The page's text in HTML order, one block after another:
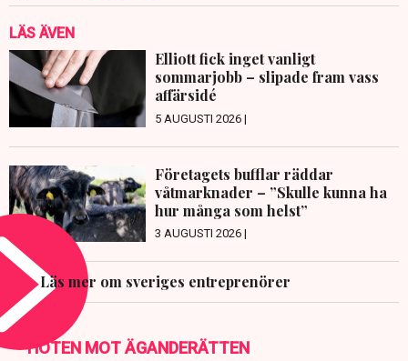
LÄS ÄVEN
Elliott fick inget vanligt
sommarjobb – slipade fram vass
affärsidé
5 AUGUSTI 2026 |
Företagets bufflar räddar
våtmarknader – ”Skulle kunna ha
hur många som helst”
3 AUGUSTI 2026 |
Läs mer om sveriges entreprenörer
HOTEN MOT ÄGANDERÄTTEN